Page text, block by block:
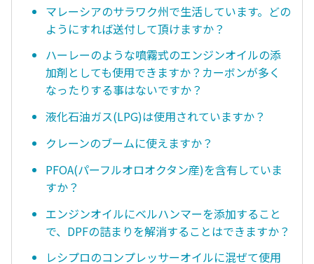
マレーシアのサラワク州で生活しています。どの
ようにすれば送付して頂けますか？
ハーレーのような噴霧式のエンジンオイルの添
加剤としても使用できますか？カーボンが多く
なったりする事はないですか？
液化石油ガス(LPG)は使用されていますか？
クレーンのブームに使えますか？
PFOA(パーフルオロオクタン産)を含有していま
すか？
エンジンオイルにベルハンマーを添加すること
で、DPFの詰まりを解消することはできますか？
レシプロのコンプレッサーオイルに混ぜて使用